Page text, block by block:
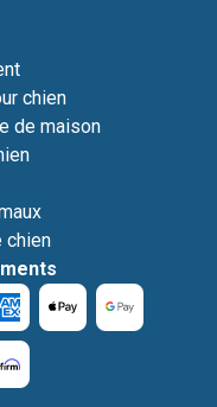
chien
de maison
chien